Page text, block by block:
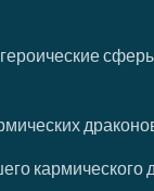
кармического